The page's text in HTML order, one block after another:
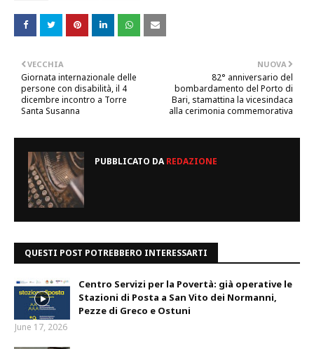
NUOVA
82° anniversario del
bombardamento del Porto di
Bari, stamattina la vicesindaca
alla cerimonia commemorativa
VECCHIA
Giornata internazionale delle
persone con disabilità, il 4
dicembre incontro a Torre
Santa Susanna
PUBBLICATO DAREDAZIONE
QUESTI POST POTREBBERO INTERESSARTI
Centro Servizi per la Povertà: già operative le
Stazioni di Posta a San Vito dei Normanni,
Pezze di Greco e Ostuni
June 17, 2026